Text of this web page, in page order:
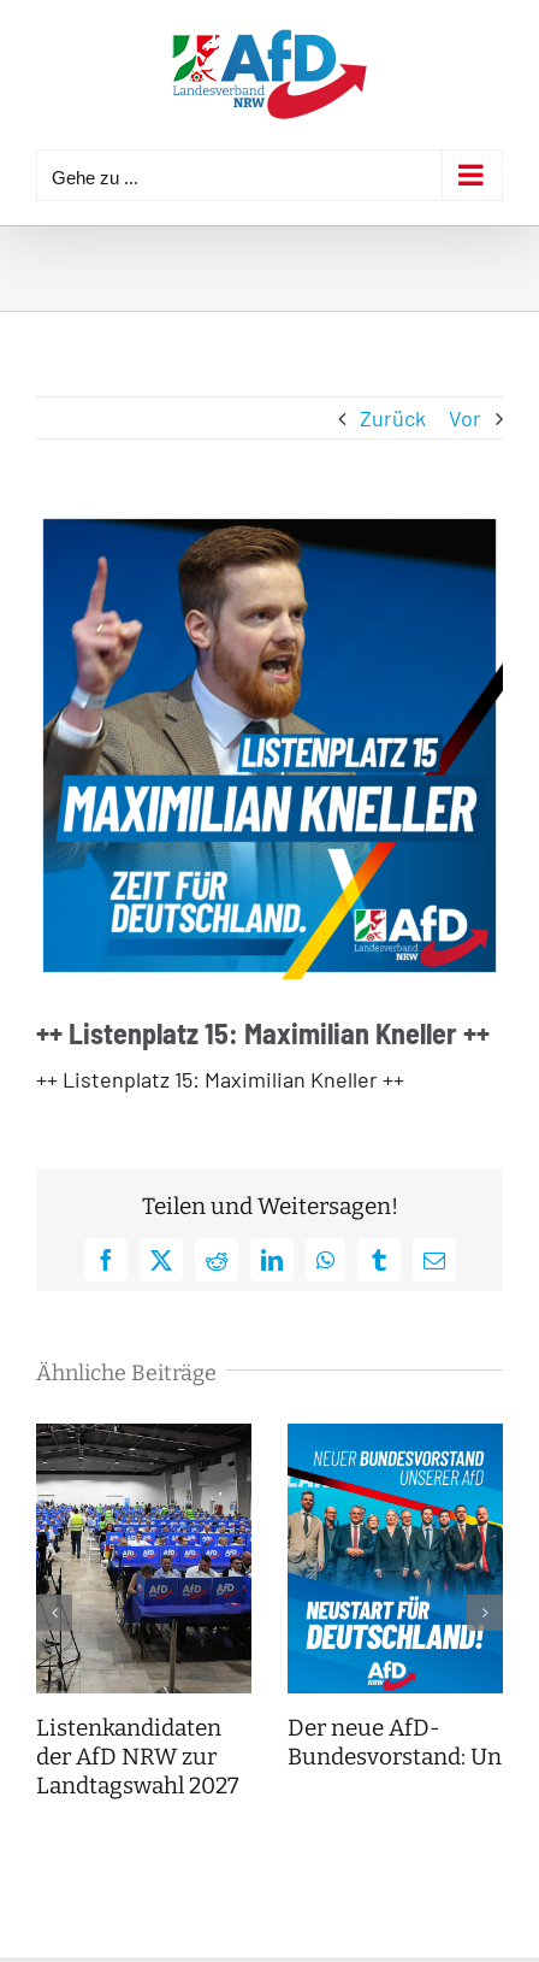
Gehe zu ...
Zurück Vor
++ Listenplatz 15: Maximilian Kneller ++
++ Listenplatz 15: Maximilian Kneller ++
Teilen und Weitersagen!
Facebook
X RedditLinkedInWhatsAppTumblrE-
Ähnliche Beiträge
Listenkandidaten
der AfD NRW zur
Landtagswahl 2027
Der neue AfD-
Bundesvorstand: